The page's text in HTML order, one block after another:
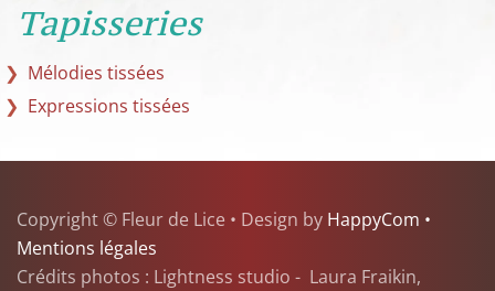
Tapisseries
Mélodies tissées
Expressions tissées
Copyright © Fleur de Lice • Design by HappyCom •
Mentions légales
Crédits photos : Lightness studio - Laura Fraikin,